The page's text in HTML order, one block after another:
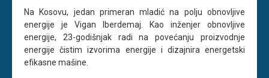
Na Kosovu, jedan primeran mladić na polju obnovljive
energije je Vigan Iberdemaj. Kao inženjer obnovljive
energije, 23-godišnjak radi na povećanju proizvodnje
energije čistim izvorima energije i dizajnira energetski
efikasne mašine.